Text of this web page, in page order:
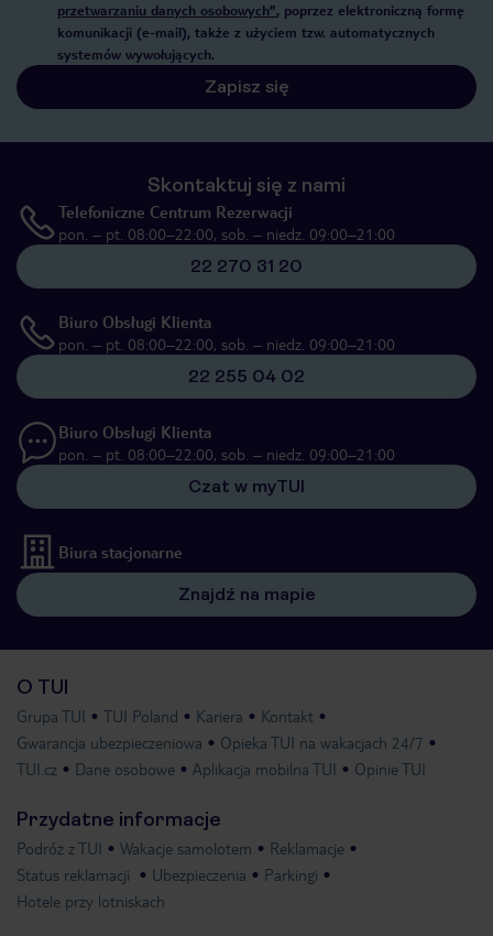
przetwarzaniu danych osobowych”, poprzez elektroniczną formę
komunikacji (e-mail), także z użyciem tzw. automatycznych
systemów wywołujących.
Zapisz się
Skontaktuj się z nami
Telefoniczne Centrum Rezerwacji
pon. – pt. 08:00–22:00, sob. – niedz. 09:00–21:00
22 270 31 20
Biuro Obsługi Klienta
pon. – pt. 08:00–22:00, sob. – niedz. 09:00–21:00
22 255 04 02
Biuro Obsługi Klienta
pon. – pt. 08:00–22:00, sob. – niedz. 09:00–21:00
Czat w myTUI
Biura stacjonarne
Znajdź na mapie
O TUI
Grupa TUI TUI Poland Kariera
Kontakt
Gwarancja ubezpieczeniowa
Opieka TUI na wakacjach 24/7
TUI.cz
Dane osobowe Aplikacja mobilna TUI Opinie TUI
Przydatne informacje
Podróż z TUI Wakacje samolotem
Reklamacje
Status reklamacji
Ubezpieczenia
Parkingi
Hotele przy lotniskach